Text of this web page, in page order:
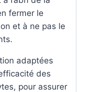
fermer le
et à ne pas le
adaptées
des
pour assurer